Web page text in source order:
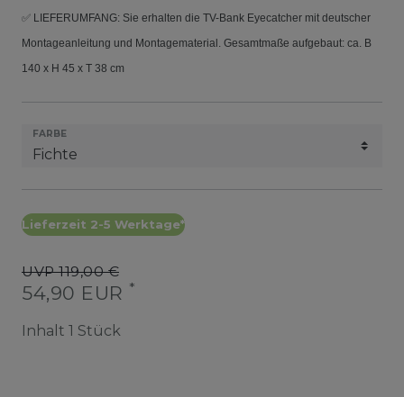
✅ LIEFERUMFANG: Sie erhalten die TV-Bank Eyecatcher mit deutscher
Montageanleitung und Montagematerial. Gesamtmaße aufgebaut: ca. B
140 x H 45 x T 38 cm
FARBE
Lieferzeit 2-5 Werktage*
UVP 119,00 €
54,90 EUR *
Inhalt 1 Stück